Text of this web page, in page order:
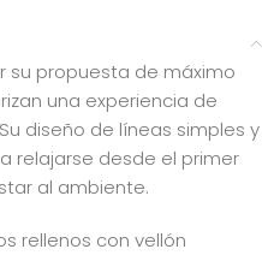
su propuesta de máximo
una experiencia de
diseño de líneas simples y
relajarse desde el primer
al ambiente.
rellenos con vellón